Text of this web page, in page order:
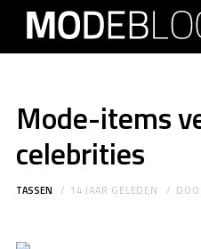
Mode-items
celebrities
TASSEN 14 JAAR GELEDEN